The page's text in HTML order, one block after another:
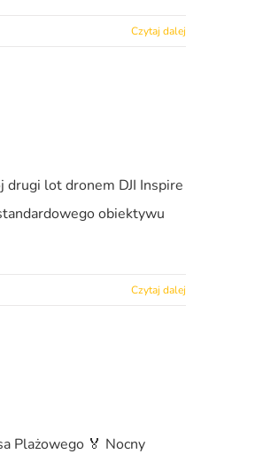
Czytaj dalej
drugi lot dronem DJI Inspire
obiektywu
Czytaj dalej
Plażowego 🏅 Nocny